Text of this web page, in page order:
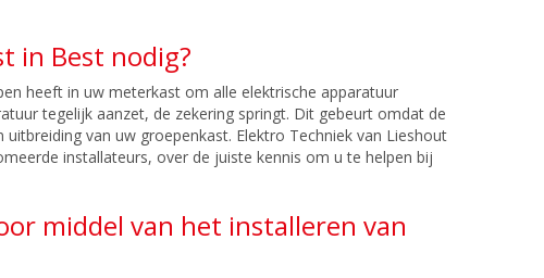
in Best nodig?
heeft in uw meterkast om alle elektrische apparatuur
tegelijk aanzet, de zekering springt. Dit gebeurt omdat de
van uw groepenkast. Elektro Techniek van Lieshout
installateurs, over de juiste kennis om u te helpen bij
middel van het installeren van